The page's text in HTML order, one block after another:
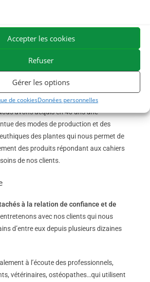
Accepter les cookies
Refuser
Gérer les options
de cookiesDonnées personnelles
Laboratoire est en perpétuelle
maréchaux, vétérinaires…sont la 1ère
dans notre process de recherche et
avons acquis en 40 ans une
des modes de production et des
des plantes qui nous permet de
des produits répondant aux cahiers
de nos clients.
à la relation de confiance et de
avec nos clients qui nous
d’entre eux depuis plusieurs dizaines
à l’écoute des professionnels,
vétérinaires, ostéopathes…qui utilisent